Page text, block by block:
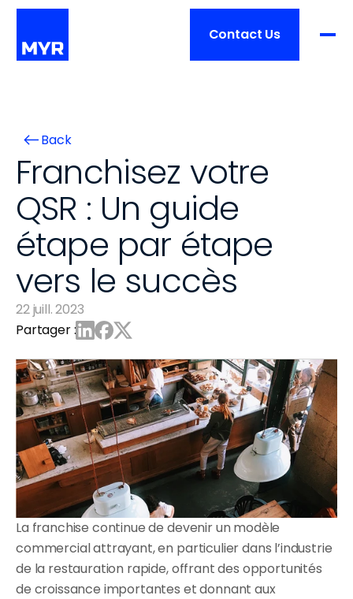
Contact Us
FONCTIONNALITÉS
Aperçu
Traitement de commande
Gestion de restaurant
Intégrations
Matériel
Un emplacement
Multi-sites
Franchise
TYPES D'ENTREPRISE
Cafés
Camions de
nourriture
Crèmeries
Prix
Aperçu
Formation
Mise en place
Services
Clients
Liste des clients
Histoires de réussite
Témoignages
Ressources
Blogue
Base de connaissances
Contactez-nous
Select Language
Fr Obtenez une démo
Back
Franchisez votre
QSR : Un guide
étape par étape
vers le succès
22 juill. 2023
Partager :
La franchise continue de devenir un modèle
commercial attrayant, en particulier dans l’industrie
de la restauration rapide, offrant des opportunités
de croissance importantes et donnant aux